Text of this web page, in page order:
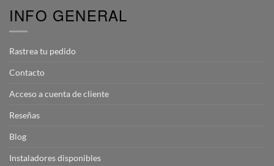
INFO GENERAL
Rastrea tu pedido
Contacto
Acceso a cuenta de cliente
Reseñas
Blog
Instaladores disponibles